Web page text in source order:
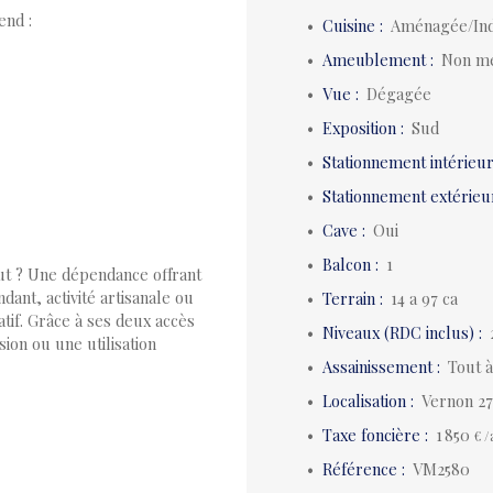
:
? Une dépendance offrant
activité artisanale ou
Grâce à ses deux accès
ou une utilisation
Cuisine : Aménagée/
Ameublement: Non
Vue : Dégagée
Exposition : Sud
Stationnement
Stationnement
Cave : Oui
Balcon : 1
Terrain : 14 a 97 ca
Niveaux (RDC inclus) :
Assainissement: Tout
Localisation : Vernon
Taxe foncière : 1 850€ /
Référence : VM2580